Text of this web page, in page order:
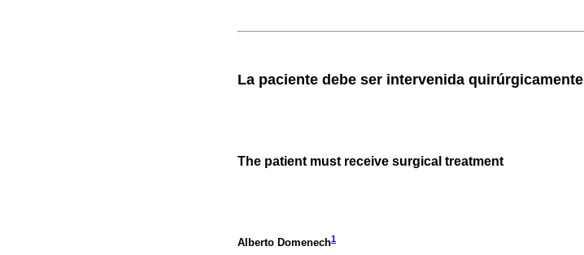
La paciente debe ser intervenida quirúrgicamente
The patient must receive surgical treatment
Alberto Domenech1